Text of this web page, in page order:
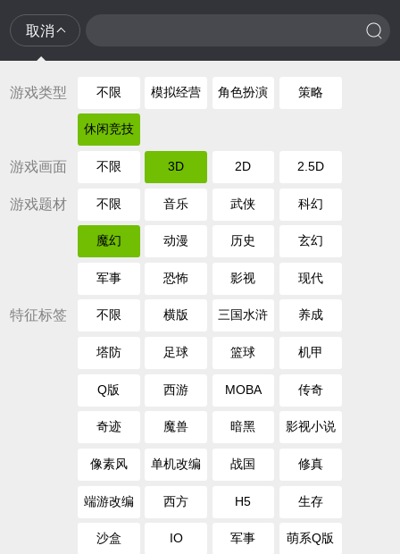
取消
游戏类型 不限 模拟经营 角色扮演 策略
休闲竞技
游戏画面 不限 3D 2D 2.5D
游戏题材 不限 音乐 武侠 科幻
魔幻 动漫 历史 玄幻
军事 恐怖 影视 现代
特征标签 不限 横版 三国水浒 养成
塔防 足球 篮球 机甲
Q版 西游 MOBA 传奇
奇迹 魔兽 暗黑 影视小说
像素风 单机改编 战国 修真
端游改编 西方 H5 生存
沙盒 IO 军事 萌系Q版